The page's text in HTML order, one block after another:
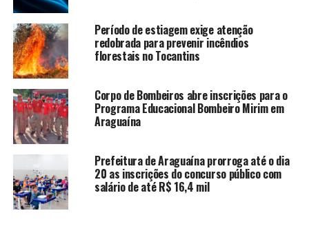
Período de estiagem exige atenção
redobrada para prevenir incêndios
florestais no Tocantins
Corpo de Bombeiros abre inscrições para o
Programa Educacional Bombeiro Mirim em
Araguaína
Prefeitura de Araguaína prorroga até o dia
20 as inscrições do concurso público com
salário de até R$ 16,4 mil